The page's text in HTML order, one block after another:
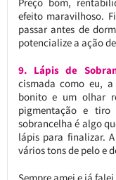
efeito maravilhoso.
passar antes de
potencialize a ação
9. Lápis de
cismada como eu,
bonito e um olhar
pigmentação e
sobrancelha é algo
lápis para finalizar.
vários tons de pelo e